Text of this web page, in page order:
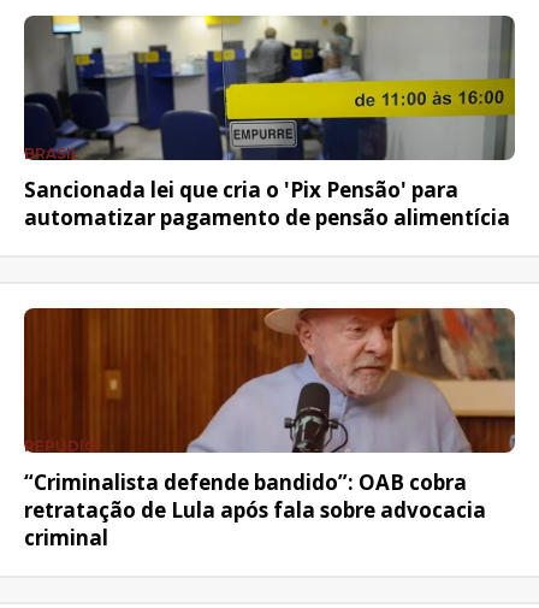
BRASIL
Sancionada lei que cria o 'Pix Pensão' para
automatizar pagamento de pensão alimentícia
REPÚDIO
“Criminalista defende bandido”: OAB cobra
retratação de Lula após fala sobre advocacia
criminal